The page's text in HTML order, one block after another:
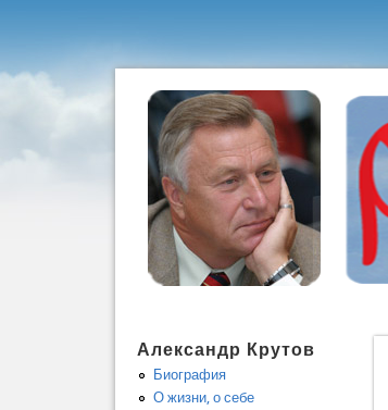
Александр Крутов
Биография
О жизни, о себе